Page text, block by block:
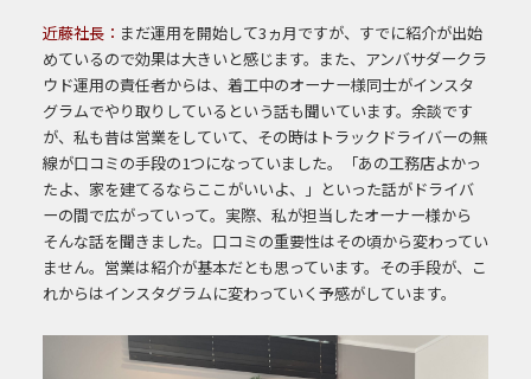
近藤社長： まだ運用を開始して3ヵ月ですが、すでに紹介が出始
めているので効果は大きいと感じます。また、アンバサダークラ
ウド運用の責任者からは、着工中のオーナー様同士がインスタ
グラムでやり取りしているという話も聞いています。 余談です
が、私も昔は営業をしていて、その時はトラックドライバーの無
線が口コミの手段の1つになっていました。「あの工務店よかっ
たよ、家を建てるならここがいいよ、」 といった話がドライバ
ーの間で広がっていって。実際、私が担当したオーナー様から
そんな話を聞きました。口コミの重要性はその頃から変わってい
ません。営業は紹介が基本だとも思っています。その手段が、こ
れからはインスタグラムに変わっていく予感がしています。